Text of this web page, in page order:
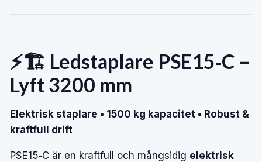
⚡🏗️ Ledstaplare PSE15‑C –
Lyft 3200 mm
Elektrisk staplare • 1500 kg kapacitet • Robust &
kraftfull drift
PSE15‑C är en kraftfull och mångsidig elektrisk